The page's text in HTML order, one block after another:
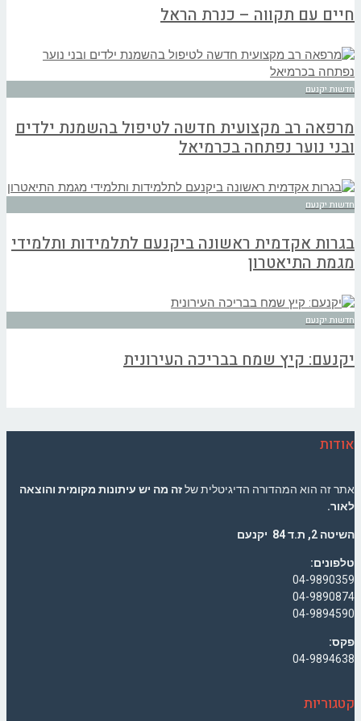
חיים עם תקווה – כנרת הראל
חדשות יקנעם
מרפאה רב מקצועית חדשה לטיפול בהשמנת ילדים
ובני נוער נפתחה בכרמיאל
חדשות יקנעם
בגרות אקדמית ראשונה ביקנעם לתלמידות ותלמידי
מגמת התיאטרון
חדשות יקנעם
יקנעם: קיץ שמח בבריכה העירונית
אודות
אתר זה הוא המהדורה הדיגיטלית שלזה מה יש עיתונות מקומית והוצאה
לאור.
השיטה 2, ת.ד 84 יקנעם
טלפונים:
04-9890359
04-9890874
04-9894590
פקס:
04-9894638
קטגוריות